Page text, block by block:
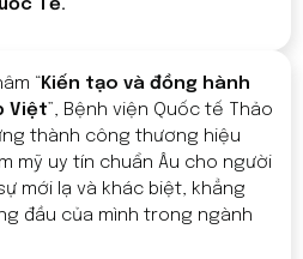
Tế.
“Kiến tạo và đồng hành
Việt”, Bệnh viện Quốc tế Thảo
thành công thương hiệu
mỹ uy tín chuẩn Âu cho người
mới lạ và khác biệt, khẳng
đầu của mình trong ngành